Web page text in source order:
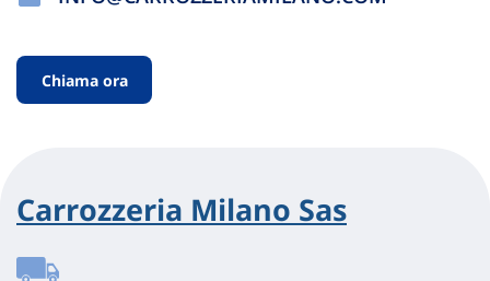
Chiama ora
Carrozzeria Milano Sas